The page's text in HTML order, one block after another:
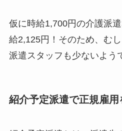
仮に時給1,700円の介護派
給2,125円！そのため、む
派遣スタッフも少ないよう
紹介予定派遣で正規雇用